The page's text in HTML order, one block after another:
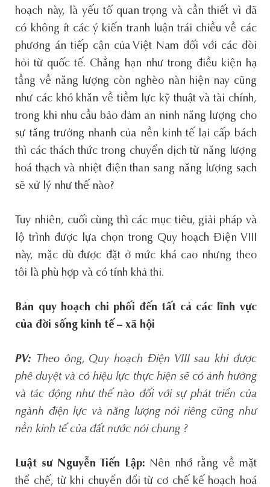
hoạch này, là yếu tố quan trọng và cần thiết vì đã
có không ít các ý kiến tranh luận trái chiều về các
phương án tiếp cận của Việt Nam đối với các đòi
hỏi từ quốc tế. Chẳng hạn như trong điều kiện hạ
tầng về năng lượng còn nghèo nàn hiện nay cũng
như các khó khăn về tiềm lực kỹ thuật và tài chính,
trong khi nhu cầu bảo đảm an ninh năng lượng cho
sự tăng trưởng nhanh của nền kinh tế lại cấp bách
thì các thách thức trong chuyển dịch từ năng lượng
hoá thạch và nhiệt điện than sang năng lượng sạch
sẽ xử lý như thế nào?
Tuy nhiên, cuối cùng thì các mục tiêu, giải pháp và
lộ trình được lựa chọn trong Quy hoạch Điện VIII
này, mặc dù được đặt ở mức khá cao nhưng theo
tôi là phù hợp và có tính khả thi.
Bản quy hoạch chi phối đến tất cả các lĩnh vực
của đời sống kinh tế – xã hội
PV: Theo ông, Quy hoạch Điện VIII sau khi được
phê duyệt và có hiệu lực thực hiện sẽ có ảnh hưởng
và tác động như thế nào đối với sự phát triển của
ngành điện lực và năng lượng nói riêng cũng như
nền kinh tế của đất nước nói chung ?
Luật sư Nguyễn Tiến Lập: Nên nhớ rằng về mặt
thể chế, từ khi chuyển đổi từ cơ chế kế hoạch hoá